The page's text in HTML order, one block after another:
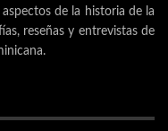
de la historia de la
reseñas y entrevistas de